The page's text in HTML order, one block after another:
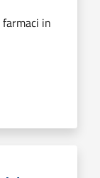
in